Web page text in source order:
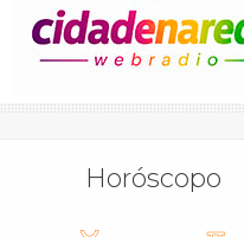
Horóscopo